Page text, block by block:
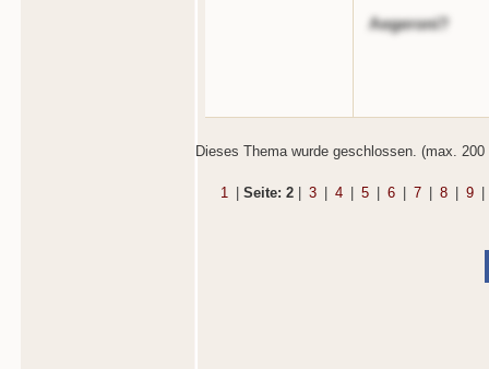
Aegeroni?
Dieses Thema wurde geschlossen. (max. 200
1 Seite: 2 3 4 5 6 7 8 9